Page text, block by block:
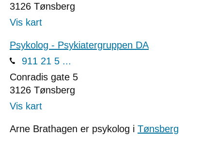
3126 Tønsberg
Vis kart
Psykolog - Psykiatergruppen DA
911 21 5 ...
Conradis gate 5
3126 Tønsberg
Vis kart
Arne Brathagen er psykolog i Tønsberg